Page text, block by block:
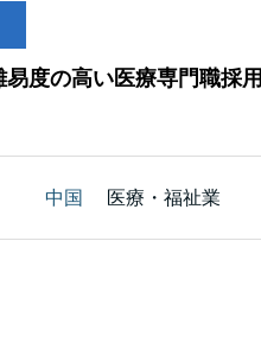
易度の高い医療専門職採用
中国 医療・福祉業